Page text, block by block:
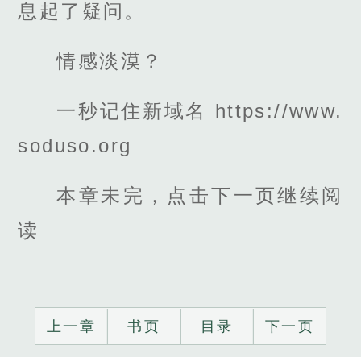
息起了疑问。
情感淡漠？
一秒记住新域名 https://www.
soduso.org
本章未完，点击下一页继续阅
读
上一章 书页 目录 下一页